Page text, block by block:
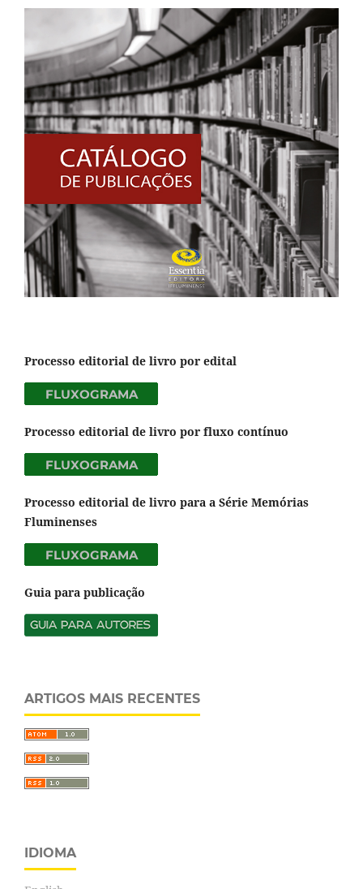
Processo editorial de livro por edital
Processo editorial de livro por fluxo contínuo
Processo editorial de livro para a Série Memórias
Fluminenses
Guia para publicação
ARTIGOS MAIS RECENTES
IDIOMA